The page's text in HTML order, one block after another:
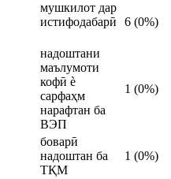
мушкилот дар
истифодабарӣ
6 (0%)
надоштани
маълумоти
кофӣ ѐ
сарфаҳм
нарафтан ба
ВЭП
1 (0%)
боварӣ
надоштан ба
ТҚМ
1 (0%)